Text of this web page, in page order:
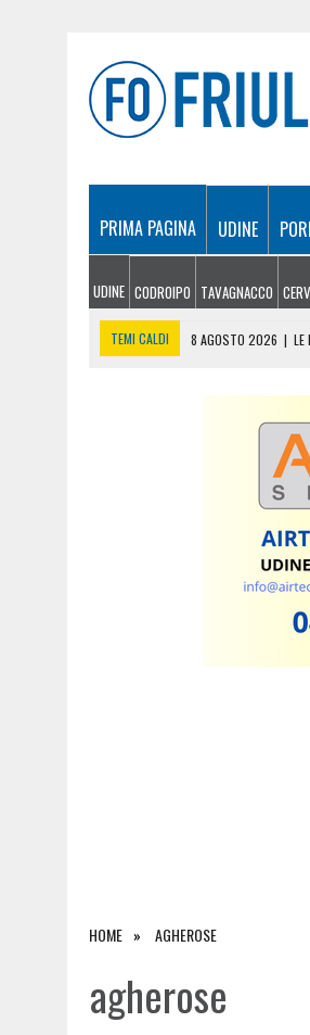
PRIMA PAGINA UDINE
UDINE CODROIPO TAVAGNACCO
TEMI CALDI 8 AGOSTO 2026 | LE
DOPPIO
FRIULI VENEZIA
HOME AGHEROSE
agherose